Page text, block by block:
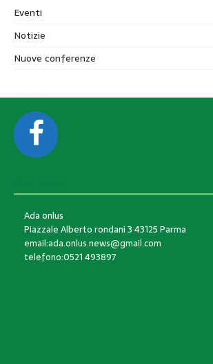
Eventi
Notizie
Nuove conferenze
Ada onlus
Piazzale Alberto rondani 3 43125 Parma
email:ada.onlus.news@gmail.com
telefono:0521 493897